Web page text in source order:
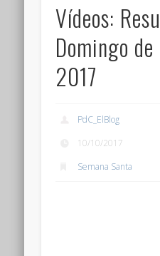
Vídeos:
Domingo
2017
PdC_ElBlog
10/10/2017
Semana Santa